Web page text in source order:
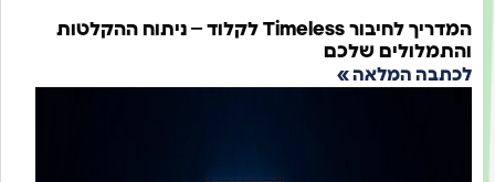
המדריך לחיבור Timeless לקלוד – ניתוח ההקלטות
שלכם
המלאה »